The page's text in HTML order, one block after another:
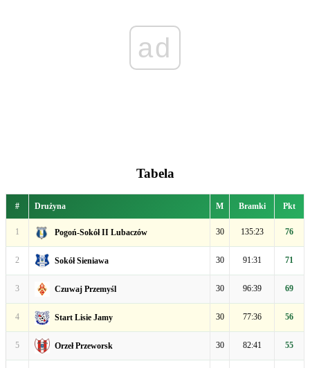
ad
Tabela
# Drużyna M Bramki Pkt
1 Pogoń-Sokół II Lubaczów 30 135:23 76
2 Sokół Sieniawa 30 91:31 71
3 Czuwaj Przemyśl 30 96:39 69
4 Start Lisie Jamy 30 77:36 56
5 Orzeł Przeworsk 30 82:41 55